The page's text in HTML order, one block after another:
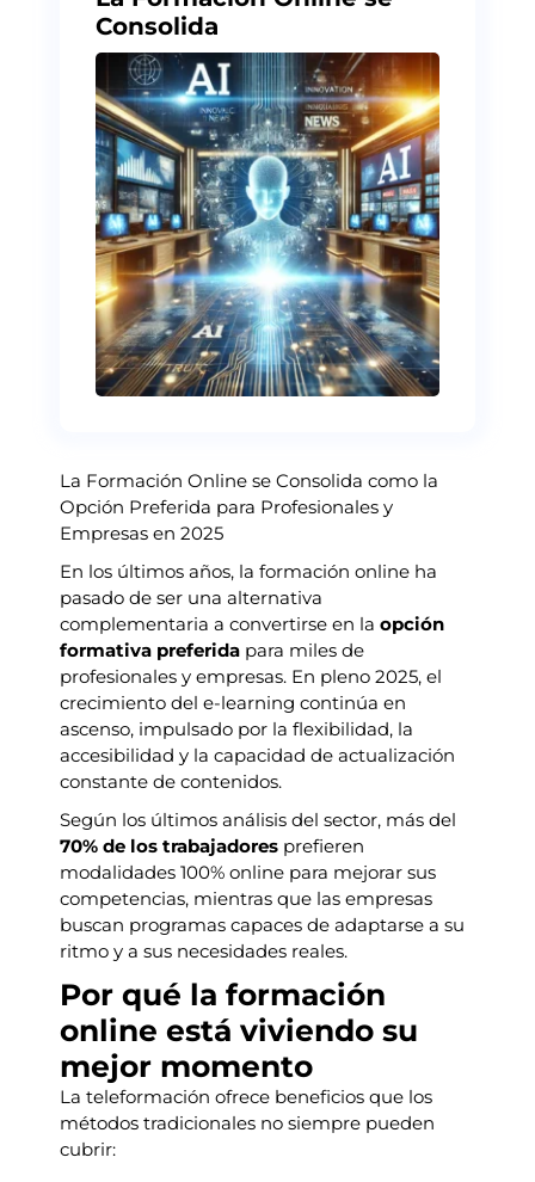
Consolida
La Formación Online se Consolida como la
Opción Preferida para Profesionales y
Empresas en 2025
En los últimos años, la formación online ha
pasado de ser una alternativa
complementaria a convertirse en la opción
formativa preferida para miles de
profesionales y empresas. En pleno 2025, el
crecimiento del e-learning continúa en
ascenso, impulsado por la flexibilidad, la
accesibilidad y la capacidad de actualización
constante de contenidos.
Según los últimos análisis del sector, más del
70% de los trabajadores prefieren
modalidades 100% online para mejorar sus
competencias, mientras que las empresas
buscan programas capaces de adaptarse a su
ritmo y a sus necesidades reales.
Por qué la formación
online está viviendo su
mejor momento
La teleformación ofrece beneficios que los
métodos tradicionales no siempre pueden
cubrir: